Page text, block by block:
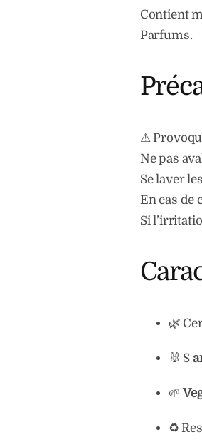
Contient
Parfums.
⚠
Ne pas
Se laver
En cas de
Si
🌿
🐰 S
🌱
♻